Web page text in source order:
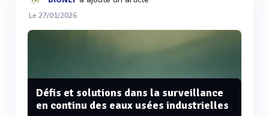
Le 27/01/2026
Défis et solutions dans la surveillance
en continu des eaux usées industrielles